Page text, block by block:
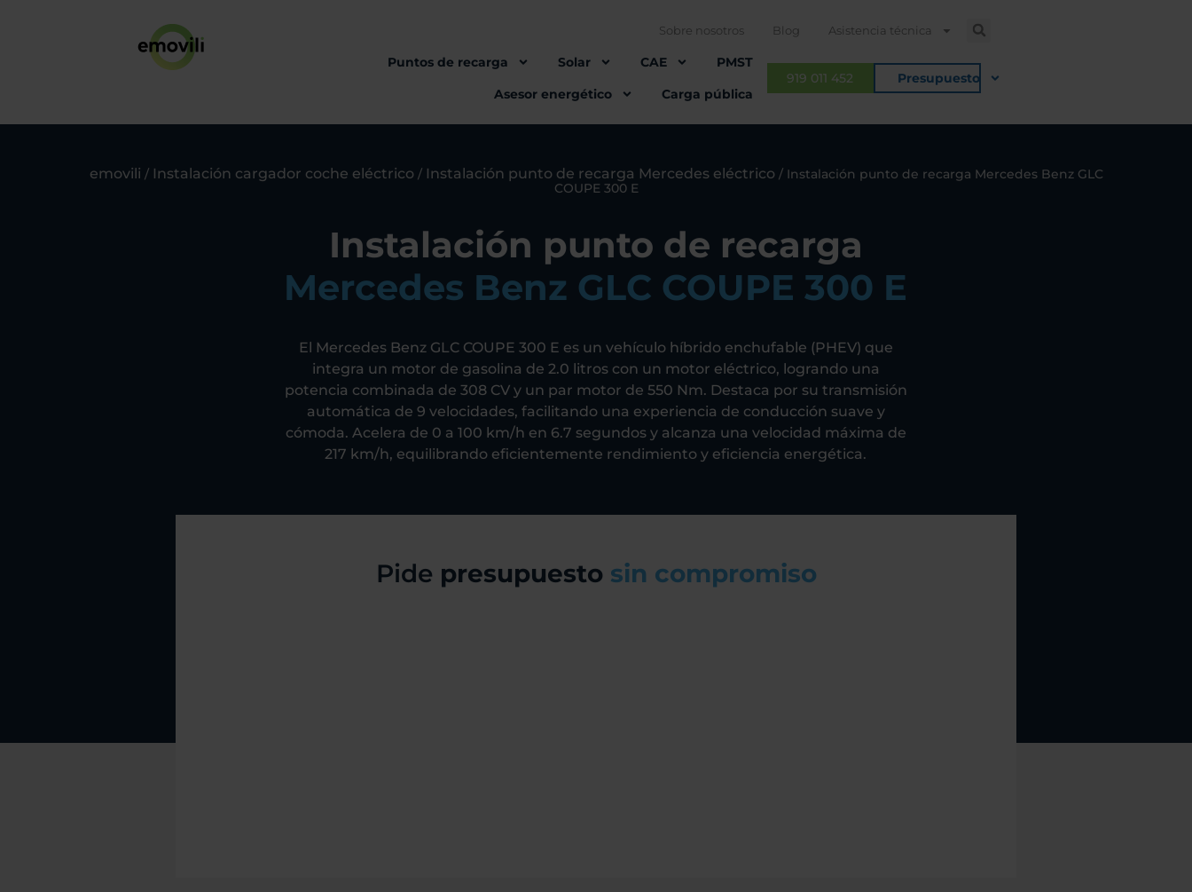
Sobre nosotros Blog Asistencia técnica
Puntos de recarga Solar CAE
PMST
Asesor energético
Carga pública
919 011 452 Presupuesto
emovili / Instalación cargador coche eléctrico / Instalación punto de recarga Mercedes eléctrico / Instalación punto de recarga Mercedes Benz GLC
COUPE 300 E
Instalación punto de recarga
Mercedes Benz GLC COUPE 300 E
El Mercedes Benz GLC COUPE 300 E es un vehículo híbrido enchufable (PHEV) que
integra un motor de gasolina de 2.0 litros con un motor eléctrico, logrando una
potencia combinada de 308 CV y un par motor de 550 Nm. Destaca por su transmisión
automática de 9 velocidades, facilitando una experiencia de conducción suave y
cómoda. Acelera de 0 a 100 km/h en 6.7 segundos y alcanza una velocidad máxima de
217 km/h, equilibrando eficientemente rendimiento y eficiencia energética​.
Pide presupuesto sin compromiso